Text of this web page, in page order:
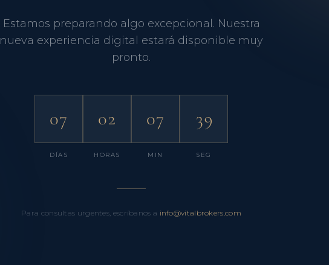
Estamos preparando algo excepcional. Nuestra
nueva experiencia digital estará disponible muy
pronto.
07
DÍAS
02
HORAS
07
MIN
38
SEG
Para consultas urgentes, escríbanos a info@vitalbrokers.com